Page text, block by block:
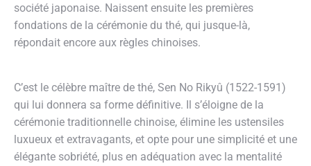
société japonaise. Naissent ensuite les premières
fondations de la cérémonie du thé, qui jusque-là,
répondait encore aux règles chinoises.
C’est le célèbre maître de thé, Sen No Rikyû (1522-1591)
qui lui donnera sa forme définitive. Il s’éloigne de la
cérémonie traditionnelle chinoise, élimine les ustensiles
luxueux et extravagants, et opte pour une simplicité et une
élégante sobriété, plus en adéquation avec la mentalité